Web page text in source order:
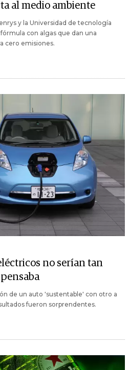
al medio ambiente
y la Universidad de tecnología
con algas que dan una
cero emisiones.
no serían tan
de un auto 'sustentable' con otro a
fueron sorprendentes.